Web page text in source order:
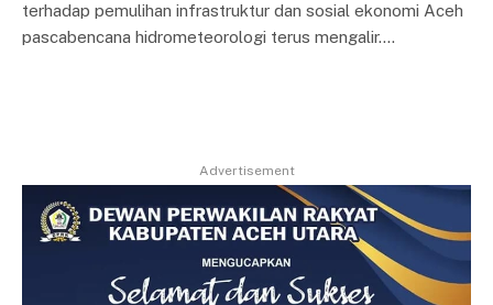
terhadap pemulihan infrastruktur dan sosial ekonomi Aceh
pascabencana hidrometeorologi terus mengalir.…
Advertisement